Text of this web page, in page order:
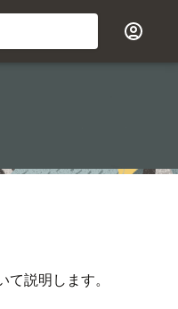
説明します。